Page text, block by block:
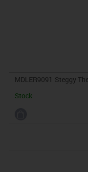
los picos de Steggy en
MDLER9091 Steggy
Stock